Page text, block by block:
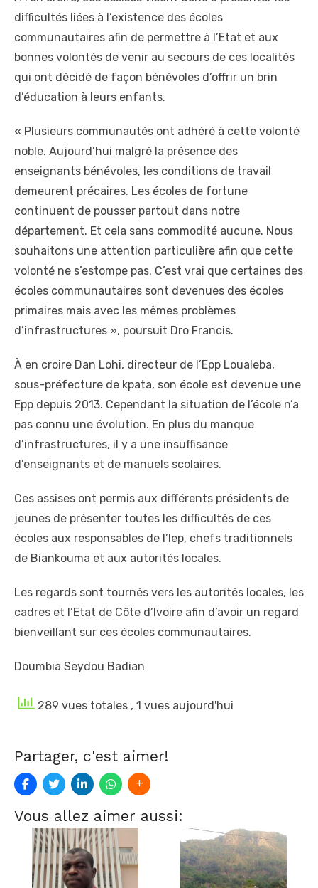
difficultés liées à l’existence des écoles
communautaires afin de permettre à l’Etat et aux
bonnes volontés de venir au secours de ces localités
qui ont décidé de façon bénévoles d’offrir un brin
d’éducation à leurs enfants.
« Plusieurs communautés ont adhéré à cette volonté
noble. Aujourd’hui malgré la présence des
enseignants bénévoles, les conditions de travail
demeurent précaires. Les écoles de fortune
continuent de pousser partout dans notre
département. Et cela sans commodité aucune. Nous
souhaitons une attention particulière afin que cette
volonté ne s’estompe pas. C’est vrai que certaines des
écoles communautaires sont devenues des écoles
primaires mais avec les mêmes problèmes
d’infrastructures », poursuit Dro Francis.
À en croire Dan Lohi, directeur de l’Epp Loualeba,
sous-préfecture de kpata, son école est devenue une
Epp depuis 2013. Cependant la situation de l’école n’a
pas connu une évolution. En plus du manque
d’infrastructures, il y a une insuffisance
d’enseignants et de manuels scolaires.
Ces assises ont permis aux différents présidents de
jeunes de présenter toutes les difficultés de ces
écoles aux responsables de l’Iep, chefs traditionnels
de Biankouma et aux autorités locales.
Les regards sont tournés vers les autorités locales, les
cadres et l’Etat de Côte d’Ivoire afin d’avoir un regard
bienveillant sur ces écoles communautaires.
Doumbia Seydou Badian
289 vues totales , 1 vues aujourd'hui
Partager, c'est aimer!
Vous allez aimer aussi: